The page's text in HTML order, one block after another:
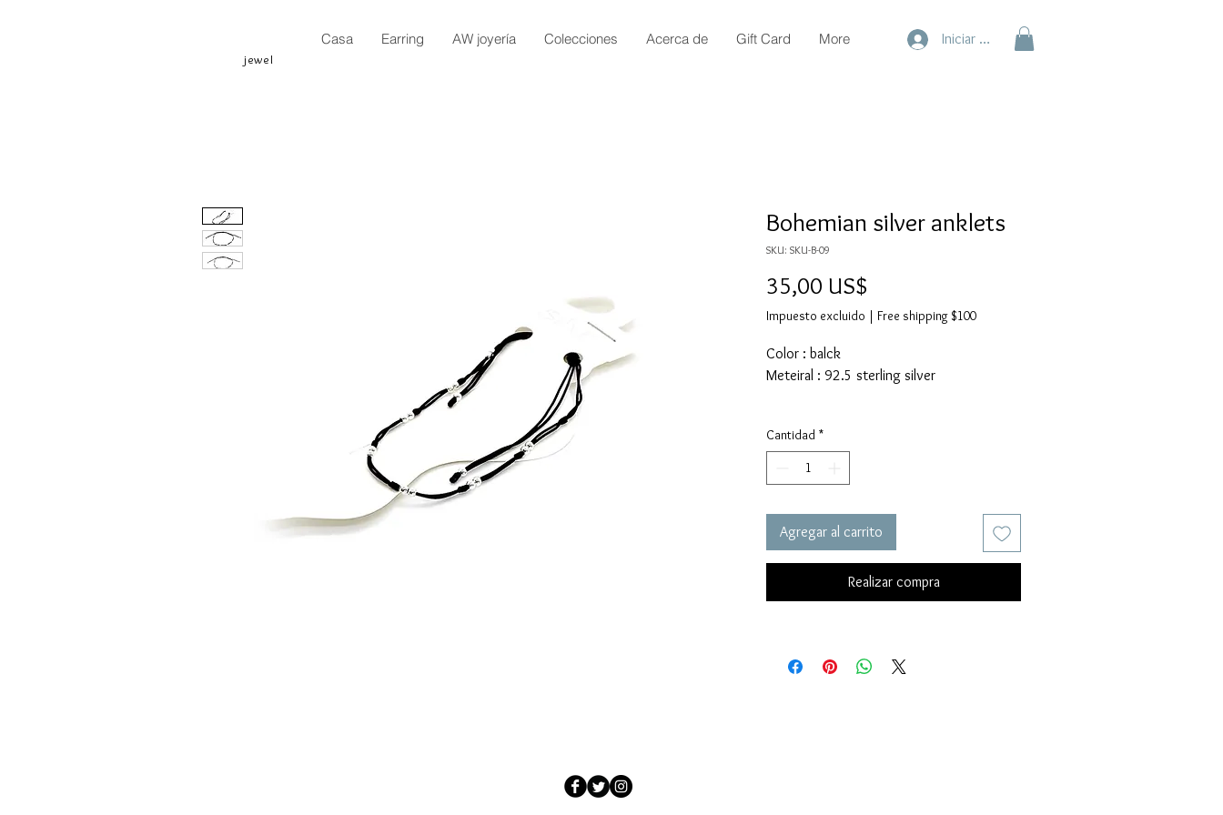
jewel
Casa Earring AW joyería Colecciones Acerca de Gift Card More Iniciar sesión
Bohemian silver anklets
SKU: SKU-B-09
35,00 US$
Impuesto excluido | Free shipping $100
Color : balck
Meteiral : 92.5 sterling silver
Cantidad *
Agregar al carrito
Realizar compra